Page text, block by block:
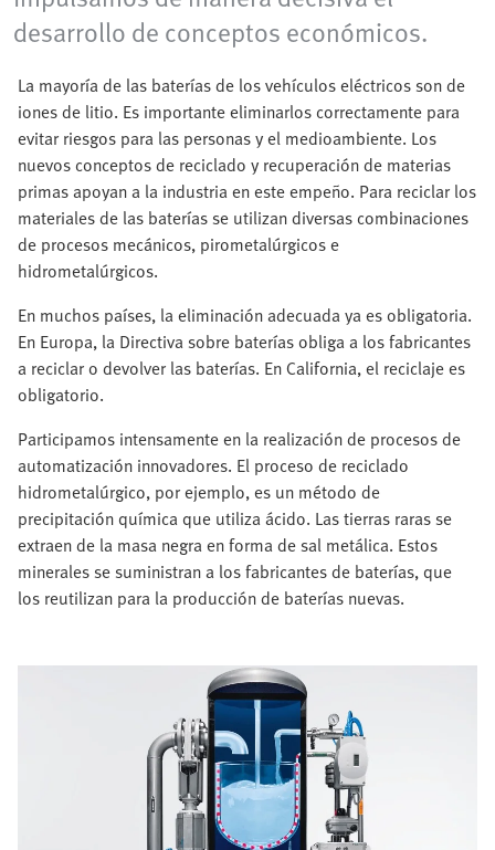
desarrollo de conceptos económicos.
La mayoría de las baterías de los vehículos eléctricos son de
iones de litio. Es importante eliminarlos correctamente para
evitar riesgos para las personas y el medioambiente. Los
nuevos conceptos de reciclado y recuperación de materias
primas apoyan a la industria en este empeño. Para reciclar los
materiales de las baterías se utilizan diversas combinaciones
de procesos mecánicos, pirometalúrgicos e
hidrometalúrgicos.
En muchos países, la eliminación adecuada ya es obligatoria.
En Europa, la Directiva sobre baterías obliga a los fabricantes
a reciclar o devolver las baterías. En California, el reciclaje es
obligatorio.
Participamos intensamente en la realización de procesos de
automatización innovadores. El proceso de reciclado
hidrometalúrgico, por ejemplo, es un método de
precipitación química que utiliza ácido. Las tierras raras se
extraen de la masa negra en forma de sal metálica. Estos
minerales se suministran a los fabricantes de baterías, que
los reutilizan para la producción de baterías nuevas.